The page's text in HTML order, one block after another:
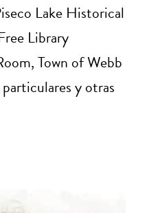
Lake Historical
Library
Town of Webb
y otras